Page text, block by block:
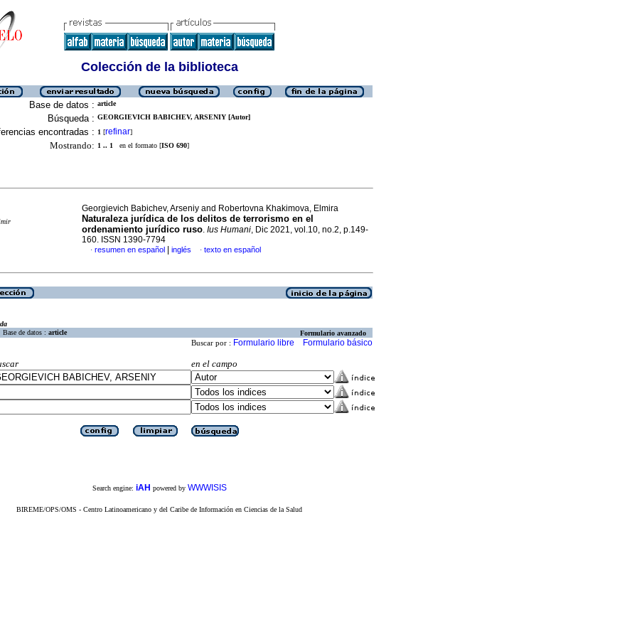
Colección de la biblioteca
Base de datos : article
Búsqueda : GEORGIEVICH BABICHEV, ARSENIY [Autor]
encontradas : 1 [refinar]
Mostrando: 1 .. 1 en el formato [ISO 690]
Georgievich Babichev, Arseniy and Robertovna Khakimova, Elmira
Naturaleza jurídica de los delitos de terrorismo en el
ordenamiento jurídico ruso. Ius Humani, Dic 2021, vol.10, no.2, p.149-
160. ISSN 1390-7794
· resumen en español inglés · texto en español
Base de datos : article Formulario avanzado
Buscar por : Formulario libre Formulario básico
en el campo
Search engine: iAH powered by WWWISIS
BIREME/OPS/OMS - Centro Latinoamericano y del Caribe de Información en Ciencias de la Salud